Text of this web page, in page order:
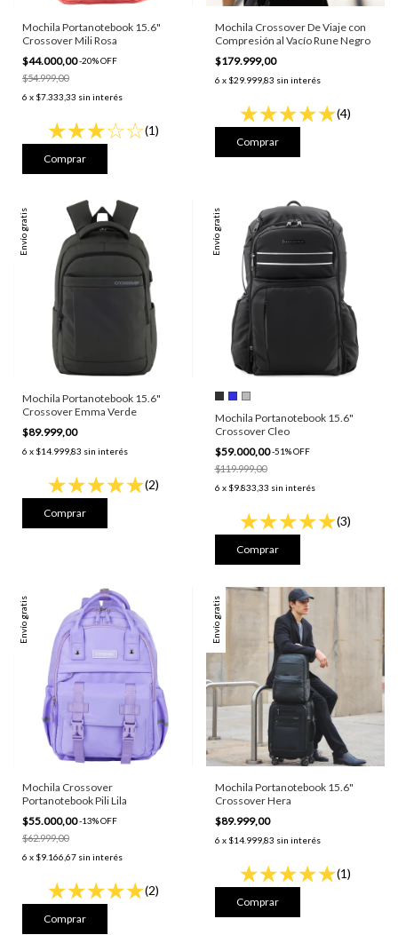
Mochila Portanotebook 15.6"
Crossover Mili Rosa
$44.000,00-20%OFF
$54.999,00
6 x $7.333,33 sin interés
(1)
Mochila Crossover De Viaje con
Compresión al Vacío Rune Negro
$179.999,00
6 x $29.999,83 sin interés
(4)
Envío gratis
Mochila Portanotebook 15.6"
Crossover Emma Verde
$89.999,00
6 x $14.999,83 sin interés
(2)
Envío gratis
Mochila Portanotebook 15.6"
Crossover Cleo
$59.000,00-51%OFF
$119.999,00
6 x $9.833,33 sin interés
(3)
Comprar
Envío gratis
Mochila Crossover
Portanotebook Pili Lila
$55.000,00-13%OFF
$62.999,00
6 x $9.166,67 sin interés
(2)
Envío gratis
Mochila Portanotebook 15.6"
Crossover Hera
$89.999,00
6 x $14.999,83 sin interés
(1)